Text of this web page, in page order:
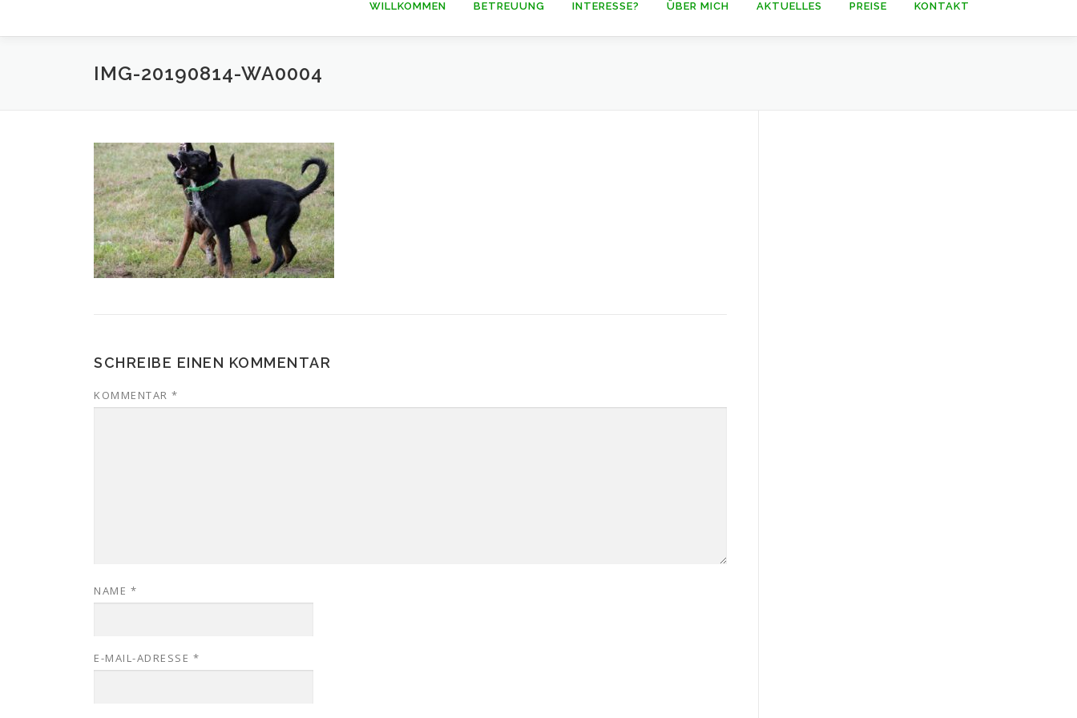
WILLKOMMEN BETREUUNG INTERESSE? ÜBER MICH AKTUELLES PREISE KONTAKT
IMG-20190814-WA0004
SCHREIBE EINEN KOMMENTAR
KOMMENTAR *
NAME *
E-MAIL-ADRESSE *